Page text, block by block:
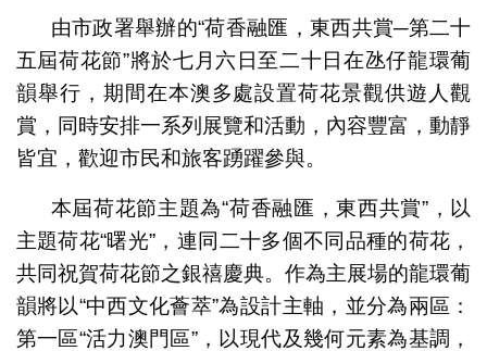
由市政署舉辦的“荷香融匯，東西共賞─第二十
五屆荷花節”將於七月六日至二十日在氹仔龍環葡
韻舉行，期間在本澳多處設置荷花景觀供遊人觀
賞，同時安排一系列展覽和活動，內容豐富，動靜
皆宜，歡迎市民和旅客踴躍參與。
本屆荷花節主題為“荷香融匯，東西共賞”，以
主題荷花“曙光”，連同二十多個不同品種的荷花，
共同祝賀荷花節之銀禧慶典。作為主展場的龍環葡
韻將以“中西文化薈萃”為設計主軸，並分為兩區：
第一區“活力澳門區”，以現代及幾何元素為基調，